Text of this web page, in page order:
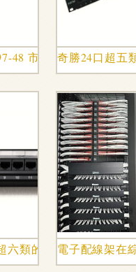
48 市場報價與購買渠
奇勝24口超五
六類的網絡布線解決方案
電子配線架在